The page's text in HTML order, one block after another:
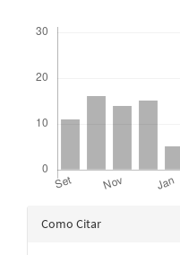
Detalhes
Como Citar